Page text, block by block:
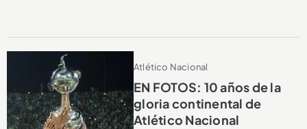
Atlético Nacional
EN FOTOS: 10 años de la
gloria continental de
Atlético Nacional